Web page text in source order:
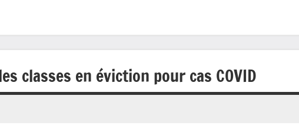
classes en éviction pour cas COVID